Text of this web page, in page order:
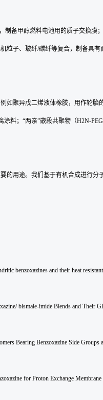
制备甲醇燃料电池用的质子交换膜
粒子、玻纤/碳纤等复合，制备具
聚异戊二烯液体橡胶，用作轮胎
料；“两亲”嵌段共聚物（H2N-
的用途。我们基于有机合成进行分
benzoxazines and their heat
bismale-imide Blends and Their
Bearing Benzoxazine Side Groups
for Proton Exchange